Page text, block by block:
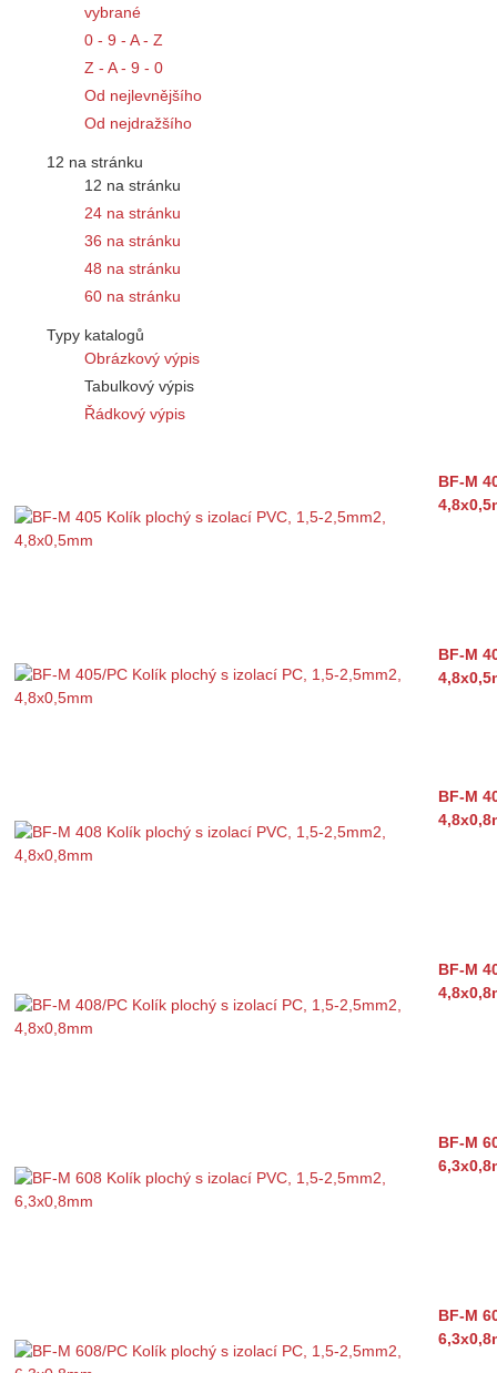
vybrané
0 - 9 - A - Z
Z - A - 9 - 0
Od nejlevnějšího
Od nejdražšího
12 na stránku
12 na stránku
24 na stránku
36 na stránku
48 na stránku
60 na stránku
Typy katalogů
Obrázkový výpis
Tabulkový výpis
Řádkový výpis
BF-M
BF-M
BF-M
BF-M
BF-M
BF-M